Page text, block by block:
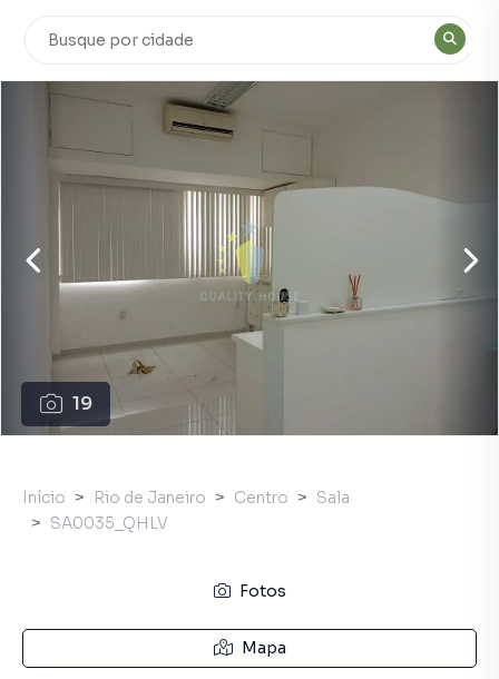
19
Início Rio de Janeiro Centro
Sala
SA0035_QHLV
Fotos
Mapa